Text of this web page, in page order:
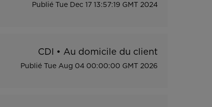
Publié Tue Dec 17 13:57:19 GMT 2024
CDI • Au domicile du client
Publié Tue Aug 04 00:00:00 GMT 2026